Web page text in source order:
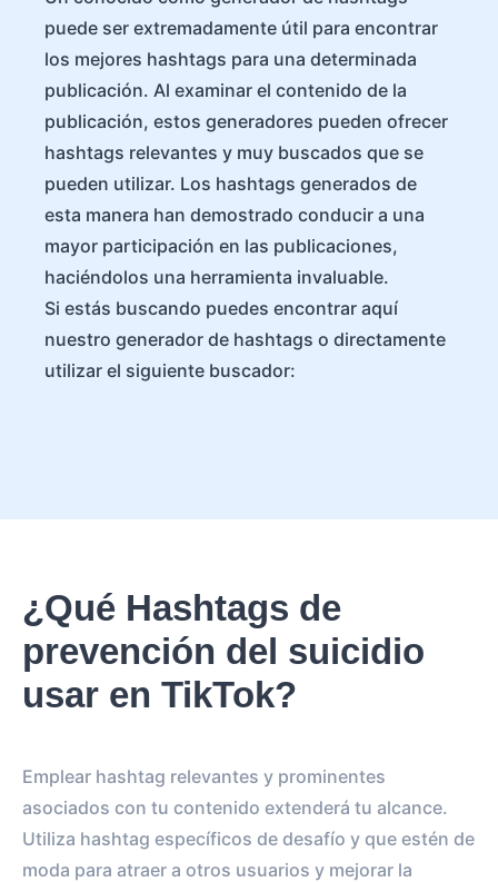
puede ser extremadamente útil para encontrar
los mejores hashtags para una determinada
publicación. Al examinar el contenido de la
publicación, estos generadores pueden ofrecer
hashtags relevantes y muy buscados que se
pueden utilizar. Los hashtags generados de
esta manera han demostrado conducir a una
mayor participación en las publicaciones,
haciéndolos una herramienta invaluable.
Si estás buscando puedes encontrar aquí
nuestro generador de hashtags o directamente
utilizar el siguiente buscador:
¿Qué Hashtags de
prevención del suicidio
usar en TikTok?
Emplear hashtag relevantes y prominentes
asociados con tu contenido extenderá tu alcance.
Utiliza hashtag específicos de desafío y que estén de
moda para atraer a otros usuarios y mejorar la